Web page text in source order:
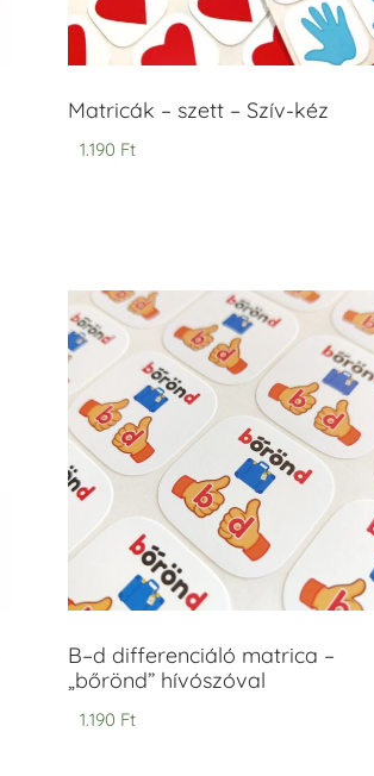
Matricák – szett – Szív-kéz
1.190 Ft
B–d differenciáló matrica –
„bőrönd” hívószóval
1.190 Ft